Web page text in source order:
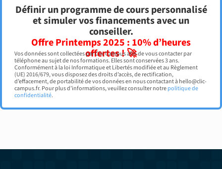
Définir un programme de cours personnalisé
et simuler vos financements avec un
conseiller.
Offre Printemps 2025 : 10% d’heures
offertes ! 🚀
Vos données sont collectées par Clic Campus afin de vous contacter par
téléphone au sujet de nos formations. Elles sont conservées 3 ans.
Conformément à la loi Informatique et Libertés modifiée et au Règlement
(UE) 2016/679, vous disposez des droits d’accès, de rectification,
d’effacement, de portabilité de vos données en nous contactant à hello@clic-
campus.fr. Pour plus d’informations, veuillez consulter notrepolitique de
confidentialité.